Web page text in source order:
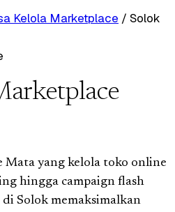
Kelola Marketplace / Solok
Mata yang kelola toko online
hingga campaign flash
Solok memaksimalkan